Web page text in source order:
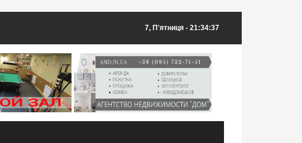
7, П'ятниця - 21:34:37